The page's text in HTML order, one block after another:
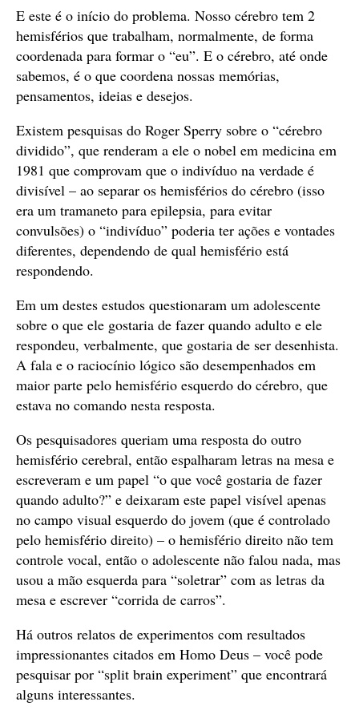
E este é o início do problema. Nosso cérebro tem 2
hemisférios que trabalham, normalmente, de forma
coordenada para formar o “eu”. E o cérebro, até onde
sabemos, é o que coordena nossas memórias,
pensamentos, ideias e desejos.
Existem pesquisas do Roger Sperry sobre o “cérebro
dividido”, que renderam a ele o nobel em medicina em
1981 que comprovam que o indivíduo na verdade é
divisível – ao separar os hemisférios do cérebro (isso
era um tramaneto para epilepsia, para evitar
convulsões) o “indivíduo” poderia ter ações e vontades
diferentes, dependendo de qual hemisfério está
respondendo.
Em um destes estudos questionaram um adolescente
sobre o que ele gostaria de fazer quando adulto e ele
respondeu, verbalmente, que gostaria de ser desenhista.
A fala e o raciocínio lógico são desempenhados em
maior parte pelo hemisfério esquerdo do cérebro, que
estava no comando nesta resposta.
Os pesquisadores queriam uma resposta do outro
hemisfério cerebral, então espalharam letras na mesa e
escreveram e um papel “o que você gostaria de fazer
quando adulto?” e deixaram este papel visível apenas
no campo visual esquerdo do jovem (que é controlado
pelo hemisfério direito) – o hemisfério direito não tem
controle vocal, então o adolescente não falou nada, mas
usou a mão esquerda para “soletrar” com as letras da
mesa e escrever “corrida de carros”.
Há outros relatos de experimentos com resultados
impressionantes citados em Homo Deus – você pode
pesquisar por “split brain experiment” que encontrará
alguns interessantes.